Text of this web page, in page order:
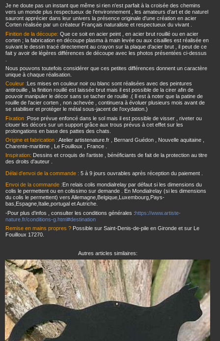
Je ne doute pas un instant que même si rien n'est parfait à la croisée des chemins
vers un monde plus respectueux de l'environnement , les amateurs d'art et de naturel
sauront apprécier dans leur univers la présence originale d'une création en acier
Corten réalisée par un créateur Français naturaliste et respectueux du vivant .
Finition de la découpe: Que ce soit en acier peint , en acier brut rouillé ou en acier
corten ; la fabrication en découpe plasma à main levée ou aux cisailles est réalisée en
suivant le dessin tracé directement au crayon sur la plaque d'acier brut , il peut de ce
fait y avoir de légères différences de découpe avec les photos présentées ci-dessus
Nous pouvons toutefois considérer que ces petites différences donnent un caractère
unique à chaque réalisation.
Couleur :Les mises en couleur noir ou blanc sont réalisées avec des peintures
antirouille , la finition rouillé est laissée brut mais il est possible de la cirer afin de
pouvoir manipuler le décor sans se tacher de rouille .( Il est à noter que la patine de
rouille de l'acier corten , non achevée , continuera à évoluer plusieurs mois avant de
se stabiliser et protéger le métal sous-jacent de l'oxydation.)
Fixation :Pose prévue enfoncé dans le sol mais il est possible de visser , riveter ou
clouer les décors sur un support grâce aux trous prévus à cet effet sur les
prolongations en base des pattes des chats.
Origine et fabrication : Atelier artistenature.fr , Bernard Guédon , Nouvelle aquitaine ,
Charente-maritime , Le Fouilloux , France .
Inspiration: Dessins et croquis de l'artiste , bénéficiants de fait de la protection au titre
des droits d'auteur .
Délai d'envoi de la commande : 5 à 9 jours ouvrables après réception du paiement .
Envoi de la commande : En relais colis mondialrelay par défaut si les dimensions du
colis le permettent ou en colissimo sur demande . En Mondialrelay (si les dimensions
du colis le permettent) vers Allemagne,Belgique,Luxembourg,Pays-
bas,Espagne,Italie,portugal et Autriche.
-Pour plus d'infos , consulter les conditions générales :https://www.artiste-
nature.fr/conditions-g.html#destination
Remise en mains propres ? Possible sur Saint-Denis-de-pile en Gironde et sur Le
Fouilloux 17270.
Autres articles similaires: